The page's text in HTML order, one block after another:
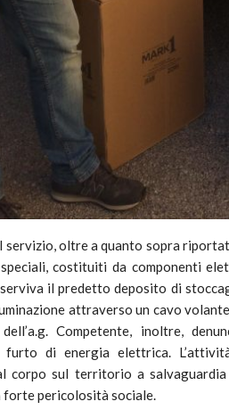
servizio, oltre a quanto sopra
costituiti da componenti
il predetto deposito di
attraverso un cavo
dell’a.g. Competente, inoltre,
furto di energia elettrica.
corpo sul territorio a
forte pericolosità sociale.